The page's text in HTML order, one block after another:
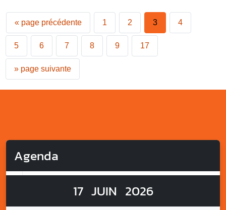
« page précédente 1 2 3 4
5 6 7 8 9 17
» page suivante
Agenda
17 JUIN 2026